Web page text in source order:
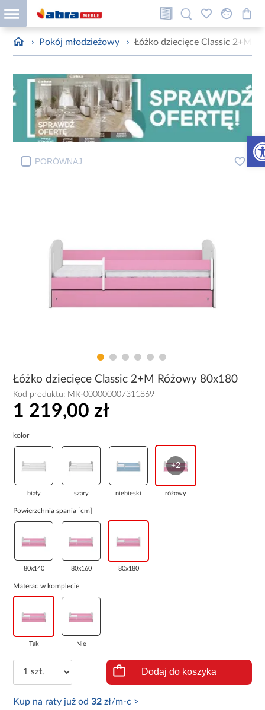
› Pokój młodzieżowy › Łóżko dziecięce Classic 2+M
PORÓWNAJ
Łóżko dziecięce Classic 2+M Różowy 80x180
Kod produktu: MR-000000007311869
1 219,00 zł
kolor
biały szary niebieski
+2
różowy
Powierzchnia spania [cm]
80x140 80x160 80x180
Materac w komplecie
Tak Nie
Dodaj do koszyka
Kup na raty już od32 zł/m-c >